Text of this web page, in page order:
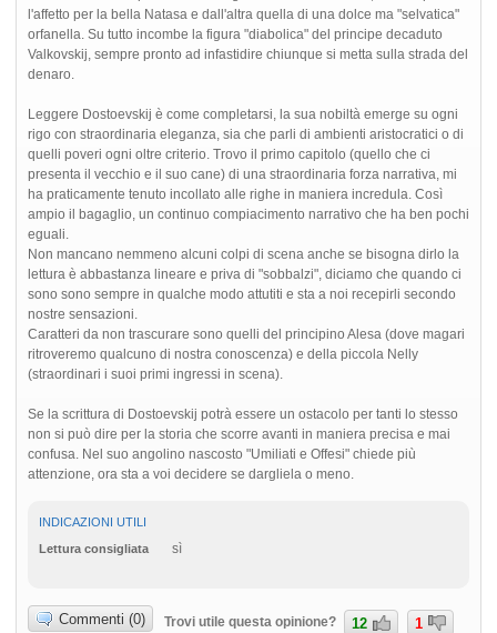
l'affetto per la bella Natasa e dall'altra quella di una dolce ma "selvatica"
orfanella. Su tutto incombe la figura "diabolica" del principe decaduto
Valkovskij, sempre pronto ad infastidire chiunque si metta sulla strada del
denaro.
Leggere Dostoevskij è come completarsi, la sua nobiltà emerge su ogni
rigo con straordinaria eleganza, sia che parli di ambienti aristocratici o di
quelli poveri ogni oltre criterio. Trovo il primo capitolo (quello che ci
presenta il vecchio e il suo cane) di una straordinaria forza narrativa, mi
ha praticamente tenuto incollato alle righe in maniera incredula. Così
ampio il bagaglio, un continuo compiacimento narrativo che ha ben pochi
eguali.
Non mancano nemmeno alcuni colpi di scena anche se bisogna dirlo la
lettura è abbastanza lineare e priva di "sobbalzi", diciamo che quando ci
sono sono sempre in qualche modo attutiti e sta a noi recepirli secondo
nostre sensazioni.
Caratteri da non trascurare sono quelli del principino Alesa (dove magari
ritroveremo qualcuno di nostra conoscenza) e della piccola Nelly
(straordinari i suoi primi ingressi in scena).
Se la scrittura di Dostoevskij potrà essere un ostacolo per tanti lo stesso
non si può dire per la storia che scorre avanti in maniera precisa e mai
confusa. Nel suo angolino nascosto "Umiliati e Offesi" chiede più
attenzione, ora sta a voi decidere se dargliela o meno.
INDICAZIONI UTILI
Lettura consigliata
sì
Commenti (0) Trovi utile questa opinione? 12 1